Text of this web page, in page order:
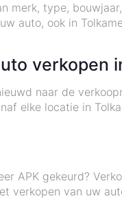
merk, type,
auto, ook in
verkopen
naar de
elke locatie in
APK gekeurd?
verkopen van uw